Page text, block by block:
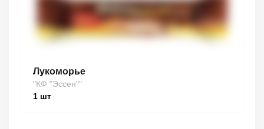
Лукоморье
"КФ "Эссен""
1 шт